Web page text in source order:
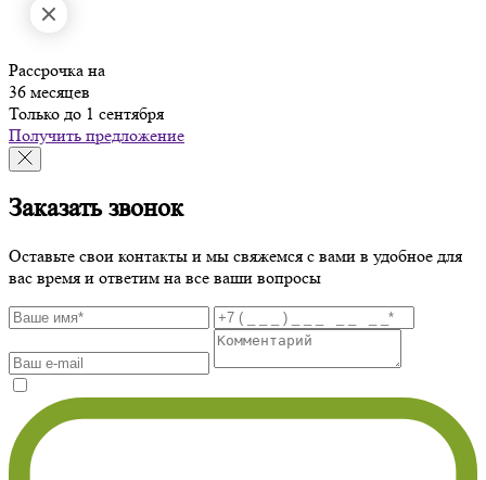
Рассрочка на
36 месяцев
Только до 1 сентября
Получить предложение
Заказать звонок
Оставьте свои контакты и мы свяжемся с вами в удобное для
вас время и ответим на все ваши вопросы